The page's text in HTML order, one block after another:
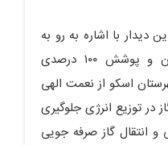
دیدار با اشاره به رو به
اتمام بودن گازرسانی در استان و پوشش ۱۰۰ درصدی
اسکو از نعمت الهی
در توزیع انرژی جلوگیری
انتقال گاز صرفه جویی